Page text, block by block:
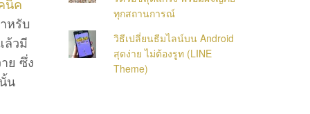
หรับ
ล้วมี
ย ซึ่ง
น
ทุกสถานการณ์
วิธีเปลี่ยนธีมไลน์บน Android
สุดง่าย ไม่ต้องรูท (LINE
Theme)